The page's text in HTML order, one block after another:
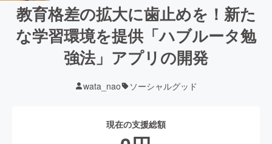
教育格差の拡大に歯止めを！新た
な学習環境を提供「ハブルータ勉
強法」アプリの開発
wata_nao ソーシャルグッド
現在の支援総額